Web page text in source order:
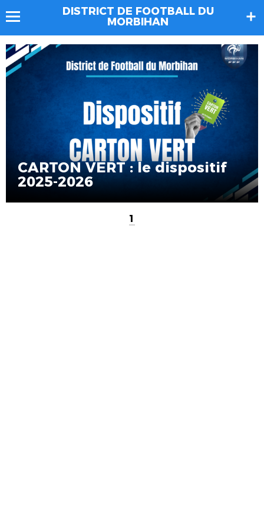
DISTRICT DE FOOTBALL DU
MORBIHAN
CARTON VERT : le dispositif
2025-2026
1